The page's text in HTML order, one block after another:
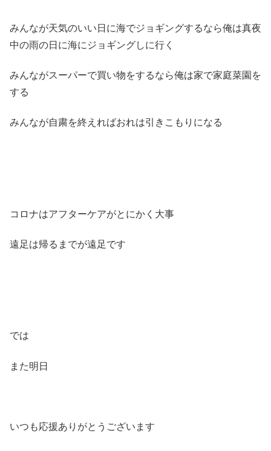
みんなが天気のいい日に海でジョギングするなら俺は真夜
中の雨の日に海にジョギングしに行く
みんながスーパーで買い物をするなら俺は家で家庭菜園を
する
みんなが自粛を終えればおれは引きこもりになる
コロナはアフターケアがとにかく大事
遠足は帰るまでが遠足です
では
また明日
いつも応援ありがとうございます